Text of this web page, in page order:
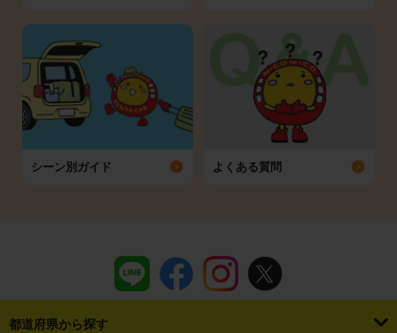
シーン別ガイド よくある質問
都道府県から探す